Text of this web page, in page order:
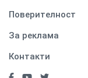
Поверителност
За реклама
Контакти